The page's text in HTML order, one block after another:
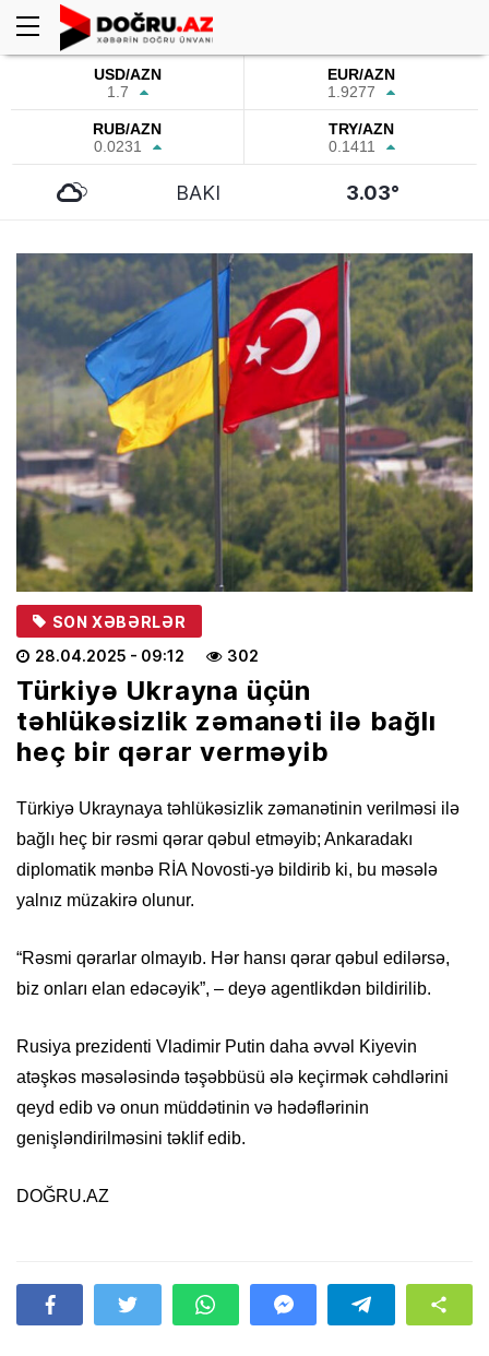
USD/AZN
1.7
EUR/AZN
1.9277
RUB/AZN
0.0231
TRY/AZN
0.1411
BAKI 3.03°
SON XƏBƏRLƏR
28.04.2025 - 09:12 302
Türkiyə Ukrayna üçün
təhlükəsizlik zəmanəti ilə bağlı
heç bir qərar verməyib
Türkiyə Ukraynaya təhlükəsizlik zəmanətinin verilməsi ilə
bağlı heç bir rəsmi qərar qəbul etməyib; Ankaradakı
diplomatik mənbə RİA Novosti-yə bildirib ki, bu məsələ
yalnız müzakirə olunur.
“Rəsmi qərarlar olmayıb. Hər hansı qərar qəbul edilərsə,
biz onları elan edəcəyik”, – deyə agentlikdən bildirilib.
Rusiya prezidenti Vladimir Putin daha əvvəl Kiyevin
atəşkəs məsələsində təşəbbüsü ələ keçirmək cəhdlərini
qeyd edib və onun müddətinin və hədəflərinin
genişləndirilməsini təklif edib.
DOĞRU.AZ